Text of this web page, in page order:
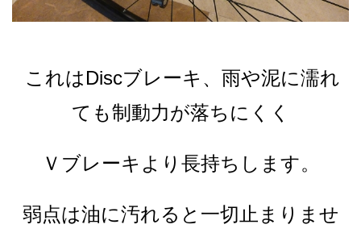
これはDiscブレーキ、雨や泥に濡れ
ても制動力が落ちにくく
Ｖブレーキより長持ちします。
弱点は油に汚れると一切止まりませ